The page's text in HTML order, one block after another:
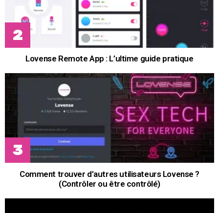
Lovense Remote App : L’ultime guide pratique
Comment trouver d’autres utilisateurs Lovense ?
(Contrôler ou être contrôlé)